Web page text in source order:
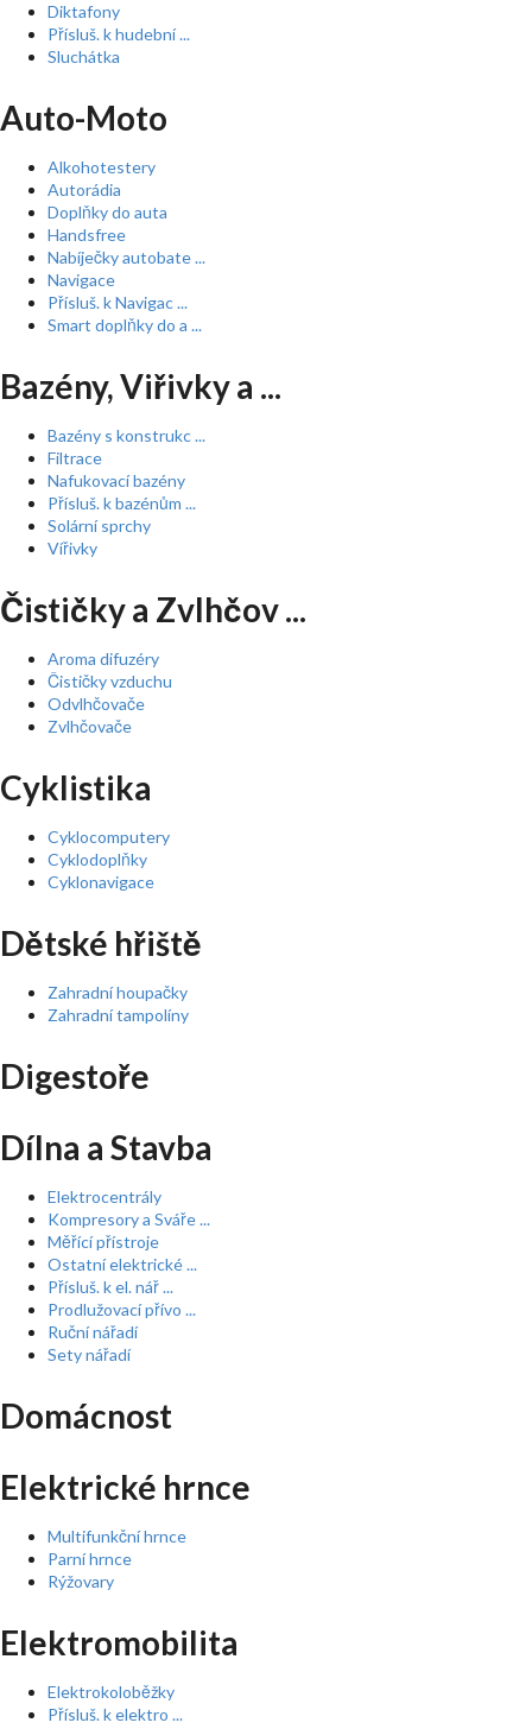
Diktafony
Přísluš. k hudební ...
Sluchátka
Auto-Moto
Alkohotestery
Autorádia
Doplňky do auta
Handsfree
Nabíječky autobate ...
Navigace
Přísluš. k Navigac ...
Smart doplňky do a ...
Bazény, Viřivky a ...
Bazény s konstrukc ...
Filtrace
Nafukovací bazény
Přísluš. k bazénům ...
Solární sprchy
Vířivky
Čističky a Zvlhčov ...
Aroma difuzéry
Čističky vzduchu
Odvlhčovače
Zvlhčovače
Cyklistika
Cyklocomputery
Cyklodoplňky
Cyklonavigace
Dětské hřiště
Zahradní houpačky
Zahradní tampolíny
Digestoře
Dílna a Stavba
Elektrocentrály
Kompresory a Sváře ...
Měřící přístroje
Ostatní elektrické ...
Přísluš. k el. nář ...
Prodlužovací přívo ...
Ruční nářadí
Sety nářadí
Domácnost
Elektrické hrnce
Multifunkční hrnce
Parní hrnce
Rýžovary
Elektromobilita
Elektrokoloběžky
Přísluš. k elektro ...